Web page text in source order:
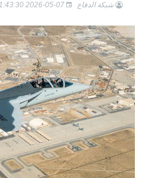
شبكة الدفاع